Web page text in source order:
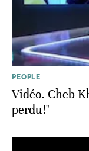
PEOPLE
Vidéo. Cheb
perdu!"